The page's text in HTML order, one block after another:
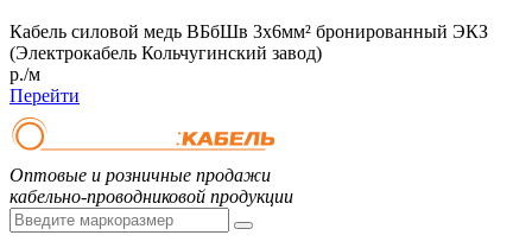
Кабель силовой медь ВБбШв 3x6мм² бронированный ЭКЗ
(Электрокабель Кольчугинский завод)
р./м
Перейти
Оптовые и розничные продажи
кабельно-проводниковой продукции